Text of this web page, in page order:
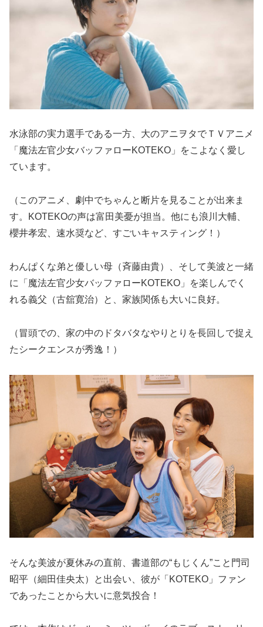
水泳部の実力選手である一方、大のアニヲタでＴＶアニメ
「魔法左官少女バッファローKOTEKO」をこよなく愛し
ています。
（このアニメ、劇中でちゃんと断片を見ることが出来ま
す。KOTEKOの声は富田美憂が担当。他にも浪川大輔、
櫻井孝宏、速水奨など、すごいキャスティング！）
わんぱくな弟と優しい母（斉藤由貴）、そして美波と一緒
に「魔法左官少女バッファローKOTEKO」を楽しんでく
れる義父（古舘寛治）と、家族関係も大いに良好。
（冒頭での、家の中のドタバタなやりとりを長回しで捉え
たシークエンスが秀逸！）
そんな美波が夏休みの直前、書道部の“もじくん”こと門司
昭平（細田佳央太）と出会い、彼が「KOTEKO」ファン
であったことから大いに意気投合！